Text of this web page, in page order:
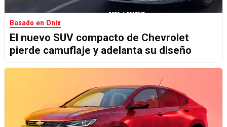
Basado en Onix
El nuevo SUV compacto de Chevrolet
pierde camuflaje y adelanta su diseño